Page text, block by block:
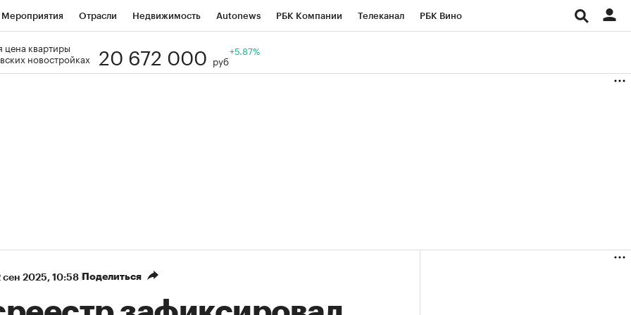
Мероприятия Отрасли Недвижимость Autonews РБК Компании Телеканал РБК Вино
Визионеры
цена квартиры
новостройках
20 672 000 руб
+5.87%
сен 2025, 10:58 Поделиться